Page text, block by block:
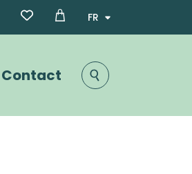
compte de
Contact